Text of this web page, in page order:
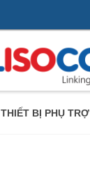
THIẾT BỊ PHỤ TRỢ